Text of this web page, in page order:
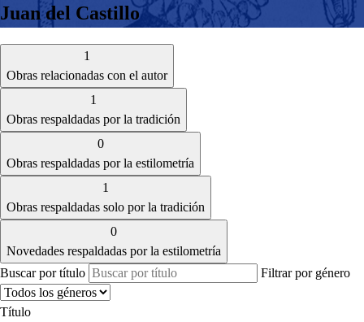
Juan del Castillo
1
Obras relacionadas con el autor
1
Obras respaldadas por la tradición
0
Obras respaldadas por la estilometría
1
Obras respaldadas solo por la tradición
0
Novedades respaldadas por la estilometría
Buscar por título
Filtrar por género
Título